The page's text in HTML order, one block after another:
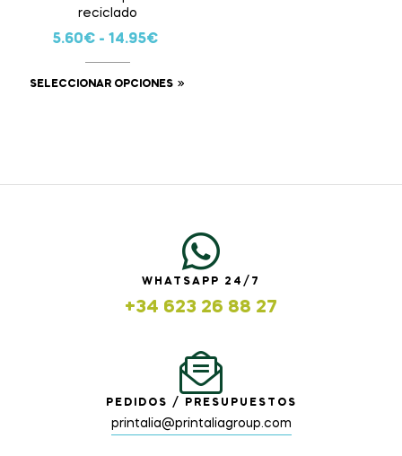
reciclado
5.60€ - 14.95€
SELECCIONAR OPCIONES
WHATSAPP 24/7
+34 623 26 88 27
PEDIDOS / PRESUPUESTOS
printalia@printaliagroup.com